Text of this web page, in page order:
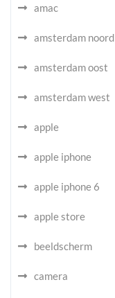
amac
amsterdam noord
amsterdam oost
amsterdam west
apple
apple iphone
apple iphone 6
apple store
beeldscherm
camera